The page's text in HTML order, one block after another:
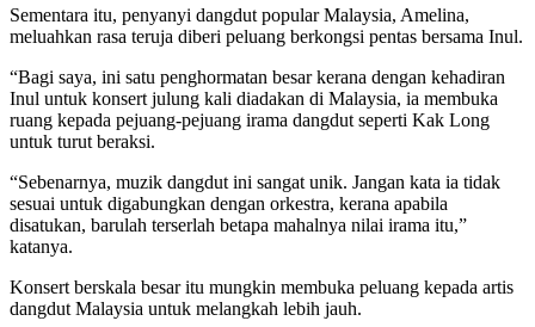
Sementara itu, penyanyi dangdut popular Malaysia, Amelina,
meluahkan rasa teruja diberi peluang berkongsi pentas bersama Inul.
“Bagi saya, ini satu penghormatan besar kerana dengan kehadiran
Inul untuk konsert julung kali diadakan di Malaysia, ia membuka
ruang kepada pejuang-pejuang irama dangdut seperti Kak Long
untuk turut beraksi.
“Sebenarnya, muzik dangdut ini sangat unik. Jangan kata ia tidak
sesuai untuk digabungkan dengan orkestra, kerana apabila
disatukan, barulah terserlah betapa mahalnya nilai irama itu,”
katanya.
Konsert berskala besar itu mungkin membuka peluang kepada artis
dangdut Malaysia untuk melangkah lebih jauh.